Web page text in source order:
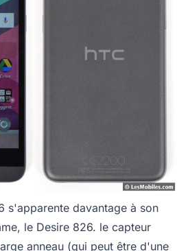
s'apparente davantage à son
le Desire 826. le capteur
anneau (qui peut être d'une